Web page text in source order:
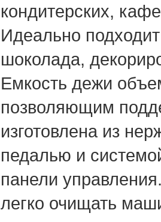
кондитерских,
Идеально
шоколада,
Емкость дежи
позволяющим
изготовлена из
педалью и
панели
легко очищать